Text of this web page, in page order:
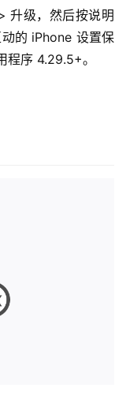
升级，然后按说明
的 iPhone 设置保
程序 4.29.5+。